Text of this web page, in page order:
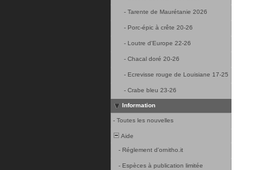
- Tarente de Maurétanie 2026
- Porc-épic à crête 20-26
- Loutre d'Europe 22-26
- Chacal doré 20-26
- Ecrevisse rouge de Louisiane 17-25
- Crabe bleu 23-26
Information
- Toutes les nouvelles
Aide
- Réglement d'ornitho.it
- Espèces à publication limitée